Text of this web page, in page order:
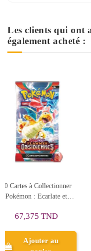
Les clients qui ont
également acheté :
Ecoblister
Adrenalyn XL FIFA
Ajouter au